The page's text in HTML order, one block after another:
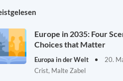
Europe in 2035: Four
Choices that Matter
Europa in der Welt 20.
Crist, Malte Zabel